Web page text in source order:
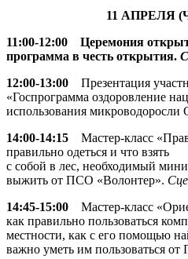
11 АПРЕЛЯ
11:00-12:00
Церемония
программа в честь открытия.
12:00-13:00 Презентация
«Госпрограмма оздоровление
использования
14:00-14:15 Мастер-класс
правильно одеться и что взять
с собой в лес, необходимый
выжить от ПСО «Волонтер».
14:45-15:00 Мастер-класс
как правильно пользоваться
местности, как с его помощью
важно уметь им пользоваться